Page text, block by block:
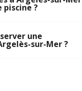
piscine ?
une
sur-Mer ?